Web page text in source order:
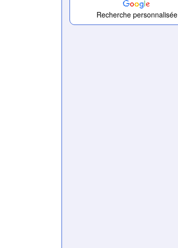
Recherche personnalisée